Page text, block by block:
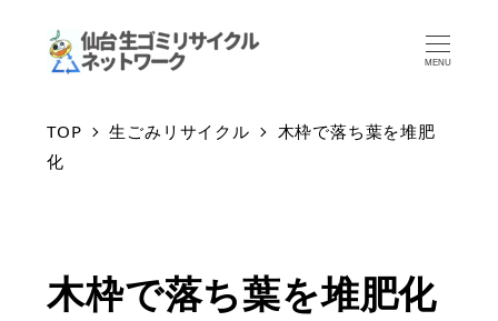
MENU
TOP 生ごみリサイクル
木枠で落ち葉を堆肥
化
木枠で落ち葉を堆肥化